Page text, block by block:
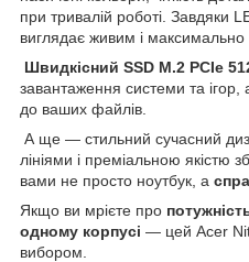
при тривалій роботі. Завдяки
виглядає живим і
Швидкісний SSD M.2 PCIe
завантаження системи та ігор,
до ваших файлів.
А ще — стильний сучасний
лініями і преміальною якістю
вами не просто ноутбук, а
Якщо ви мрієте про
одному корпусі — цей Acer
вибором.